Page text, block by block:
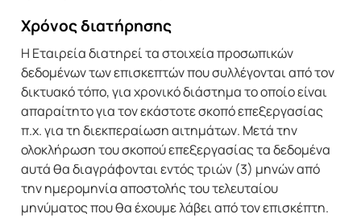
Χρόνος διατήρησης
Η Εταιρεία διατηρεί τα στοιχεία προσωπικών
δεδομένων των επισκεπτών που συλλέγονται από τον
δικτυακό τόπο, για χρονικό διάστημα το οποίο είναι
απαραίτητο για τον εκάστοτε σκοπό επεξεργασίας
π.χ. για τη διεκπεραίωση αιτημάτων. Μετά την
ολοκλήρωση του σκοπού επεξεργασίας τα δεδομένα
αυτά θα διαγράφονται εντός τριών (3) μηνών από
την ημερομηνία αποστολής του τελευταίου
μηνύματος που θα έχουμε λάβει από τον επισκέπτη.